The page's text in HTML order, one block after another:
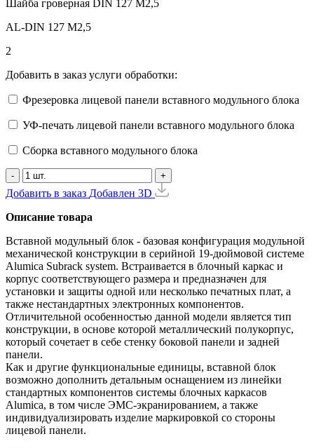
Шайба гроверная DIN 127 М2,5
AL-DIN 127 M2,5
2
Добавить в заказ услуги обработки:
Фрезеровка лицевой панели вставного модульного блока
УФ-печать лицевой панели вставного модульного блока
Сборка вставного модульного блока
- +
Добавить в заказ Добавлен 3D
Описание товара
Вставной модульный блок - базовая конфигурация модульной
механической конструкции в серийной 19-дюймовой системе
Alumica Subrack system. Встраивается в блочный каркас и
корпус соответствующего размера и предназначен для
установки и защиты одной или несколько печатных плат, а
также нестандартных электронных компонентов.
Отличительной особенностью данной модели является тип
конструкции, в основе которой металлический полукорпус,
который сочетает в себе стенку боковой панели и задней
панели.
Как и другие функциональные единицы, вставной блок
возможно дополнить детальным оснащением из линейки
стандартных компонентов системы блочных каркасов
Alumicа, в том числе ЭМС-экранированием, а также
индивидуализировать изделие маркировкой со стороны
лицевой панели.